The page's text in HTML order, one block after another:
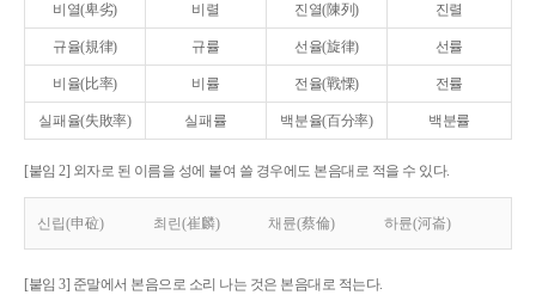
비열(卑劣) 비렬 진열(陳列) 진렬
규율(規律) 규률 선율(旋律) 선률
비율(比率) 비률 전율(戰慄) 전률
실패율(失敗率) 실패률 백분율(百分率) 백분률
[붙임 2] 외자로 된 이름을 성에 붙여 쓸 경우에도 본음대로 적을 수 있다.
신립(申砬) 최린(崔麟) 채륜(蔡倫) 하륜(河崙)
[붙임 3] 준말에서 본음으로 소리 나는 것은 본음대로 적는다.